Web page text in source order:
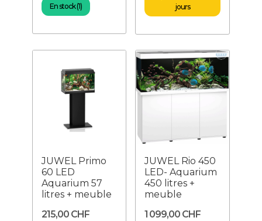
En stock (1)
jours
JUWEL Primo
60 LED
Aquarium 57
litres + meuble
215,00 CHF
JUWEL Rio 450
LED- Aquarium
450 litres +
meuble
1 099,00 CHF